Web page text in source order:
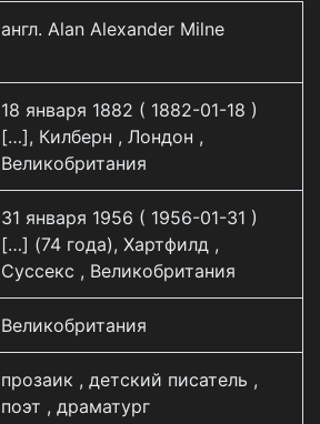
англ. Alan Alexander Milne
18 января 1882 ( 1882-01-18 )
[…], Килберн , Лондон ,
Великобритания
31 января 1956 ( 1956-01-31 )
[…] (74 года), Хартфилд ,
Суссекс , Великобритания
Великобритания
прозаик , детский писатель ,
поэт , драматург